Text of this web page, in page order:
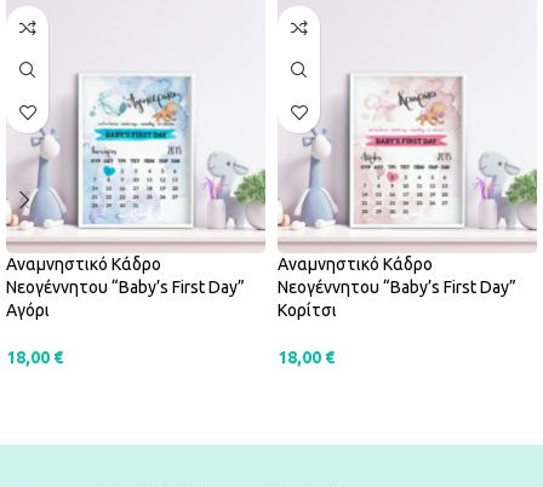
Αναμνηστικό Κάδρο
Νεογέννητου “Baby’s First Day”
Αγόρι
18,00 €
Αναμνηστικό Κάδρο
Νεογέννητου “Baby’s First Day”
Κορίτσι
18,00 €